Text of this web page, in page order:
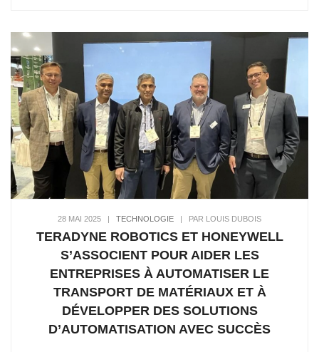
28 MAI 2025 TECHNOLOGIE PAR LOUIS DUBOIS
TERADYNE ROBOTICS ET HONEYWELL
S’ASSOCIENT POUR AIDER LES
ENTREPRISES À AUTOMATISER LE
TRANSPORT DE MATÉRIAUX ET À
DÉVELOPPER DES SOLUTIONS
D’AUTOMATISATION AVEC SUCCÈS